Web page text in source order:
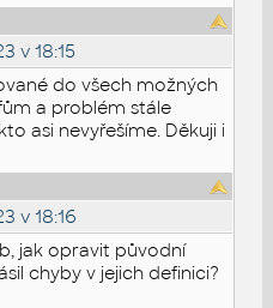
v 18:15
do všech možných
a problém stále
asi nevyřešíme. Děkuji i
v 18:16
jak opravit původní
chyby v jejich definici?